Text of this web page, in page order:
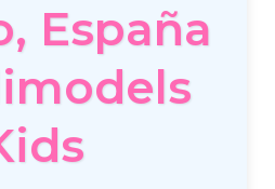
España